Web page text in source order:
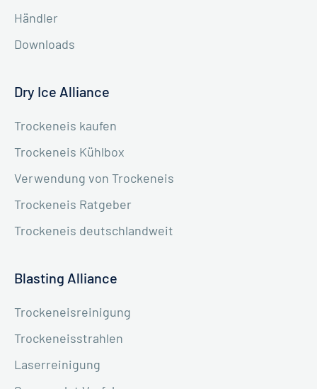
Händler
Downloads
Dry Ice Alliance
Trockeneis kaufen
Trockeneis Kühlbox
Verwendung von Trockeneis
Trockeneis Ratgeber
Trockeneis deutschlandweit
Blasting Alliance
Trockeneisreinigung
Trockeneisstrahlen
Laserreinigung